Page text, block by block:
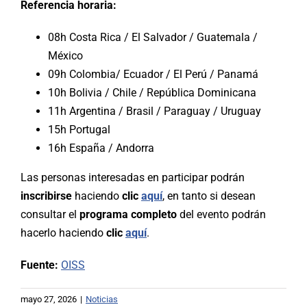
Referencia horaria:
08h Costa Rica / El Salvador / Guatemala /
México
09h Colombia/ Ecuador / El Perú / Panamá
10h Bolivia / Chile / República Dominicana
11h Argentina / Brasil / Paraguay / Uruguay
15h Portugal
16h España / Andorra
Las personas interesadas en participar podrán
inscribirse haciendo clic aquí, en tanto si desean
consultar el programa completo del evento podrán
hacerlo haciendo clic aquí.
Fuente: OISS
mayo 27, 2026 | Noticias